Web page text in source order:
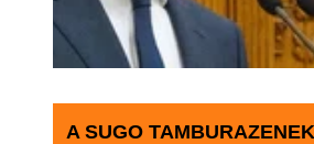
A SUGO